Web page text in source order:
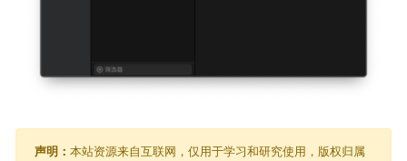
声明： 本站资源来自互联网，仅用于学习和研究使用，版权归属